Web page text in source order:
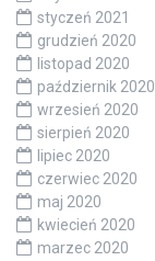
styczeń 2021
grudzień 2020
listopad 2020
październik 2020
wrzesień 2020
sierpień 2020
lipiec 2020
czerwiec 2020
maj 2020
kwiecień 2020
marzec 2020